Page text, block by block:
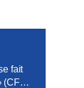
fait
(CFE-